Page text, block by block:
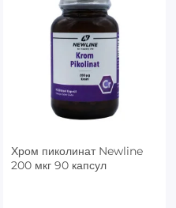
Хром пиколинат Newline
200 мкг 90 капсул